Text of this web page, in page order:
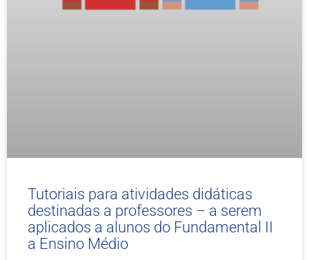
Tutoriais para atividades didáticas
destinadas a professores – a serem
aplicados a alunos do Fundamental II
a Ensino Médio